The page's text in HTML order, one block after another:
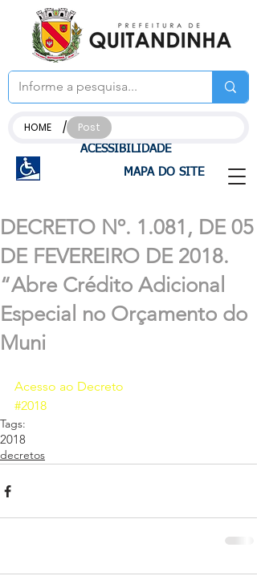
ACESSIBILIDADE
MAPA DO SITE
HOME / Post
DECRETO Nº. 1.081, DE 05
DE FEVEREIRO DE 2018.
“Abre Crédito Adicional
Especial no Orçamento do
Muni
Acesso ao Decreto
#2018
Tags:
2018
decretos